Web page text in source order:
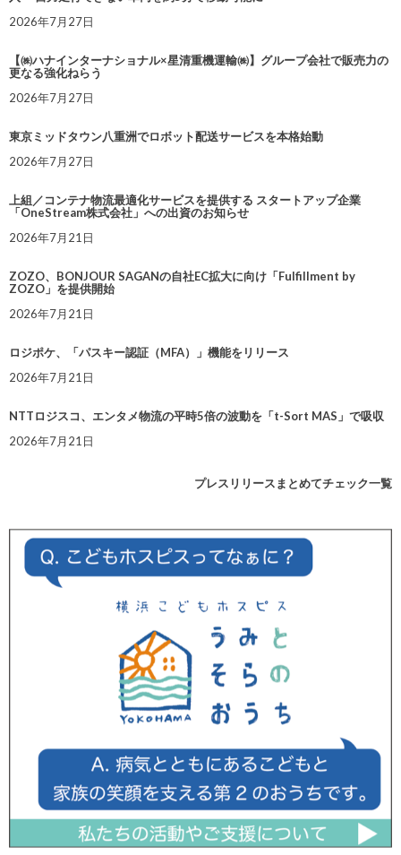
2026年7月27日
【㈱ハナインターナショナル×星清重機運輸㈱】グループ会社で販売力の
更なる強化ねらう
2026年7月27日
東京ミッドタウン八重洲でロボット配送サービスを本格始動
2026年7月27日
上組／コンテナ物流最適化サービスを提供する スタートアップ企業
「OneStream株式会社」への出資のお知らせ
2026年7月21日
ZOZO、BONJOUR SAGANの自社EC拡大に向け「Fulfillment by
ZOZO」を提供開始
2026年7月21日
ロジポケ、「パスキー認証（MFA）」機能をリリース
2026年7月21日
NTTロジスコ、エンタメ物流の平時5倍の波動を「t-Sort MAS」で吸収
2026年7月21日
プレスリリースまとめてチェック一覧